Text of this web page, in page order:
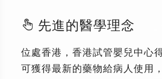
先進的醫學理念
位處香港，香港試管嬰兒中心
可獲得最新的藥物給病人使用